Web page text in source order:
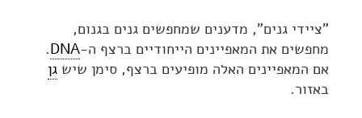
"ציידי גנים", מדענים שמחפשים גנים בגנום,
מחפשים את המאפיינים הייחודיים ברצף ה-DNA
.
אם המאפיינים האלה מופיעים ברצף, סימן שיש גן
באזור.